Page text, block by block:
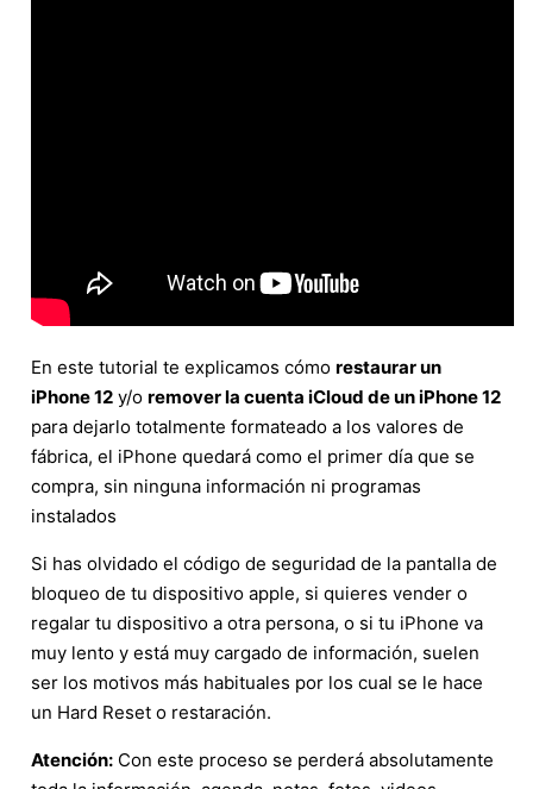
En este tutorial te explicamos cómo restaurar un
iPhone 12 y/o remover la cuenta iCloud de un iPhone 12
para dejarlo totalmente formateado a los valores de
fábrica, el iPhone quedará como el primer día que se
compra, sin ninguna información ni programas
instalados
Si has olvidado el código de seguridad de la pantalla de
bloqueo de tu dispositivo apple, si quieres vender o
regalar tu dispositivo a otra persona, o si tu iPhone va
muy lento y está muy cargado de información, suelen
ser los motivos más habituales por los cual se le hace
un Hard Reset o restaración.
Atención: Con este proceso se perderá absolutamente